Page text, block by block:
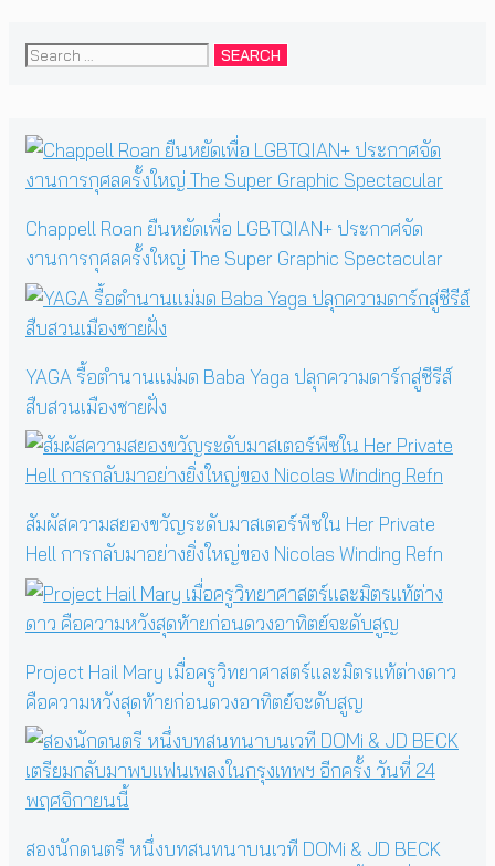
Search
Chappell Roan ยืนหยัดเพื่อ LGBTQIAN+ ประกาศจัด
งานการกุศลครั้งใหญ่ The Super Graphic Spectacular
YAGA รื้อตำนานแม่มด Baba Yaga ปลุกความดาร์กสู่ซีรีส์
สืบสวนเมืองชายฝั่ง
สัมผัสความสยองขวัญระดับมาสเตอร์พีซใน Her Private
Hell การกลับมาอย่างยิ่งใหญ่ของ Nicolas Winding Refn
Project Hail Mary เมื่อครูวิทยาศาสตร์และมิตรแท้ต่างดาว
คือความหวังสุดท้ายก่อนดวงอาทิตย์จะดับสูญ
สองนักดนตรี หนึ่งบทสนทนาบนเวที DOMi & JD BECK